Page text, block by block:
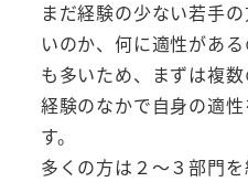
まだ経験の少ない若手
いのか、何に適性があ
も多いため、まずは複
経験のなかで自身の適
す。
多くの方は２～３部門